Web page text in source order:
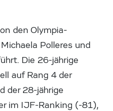
den Olympia-
Polleres und
Die 26-jährige
auf Rang 4 der
der 28-jährige
im IJF-Ranking (-81),